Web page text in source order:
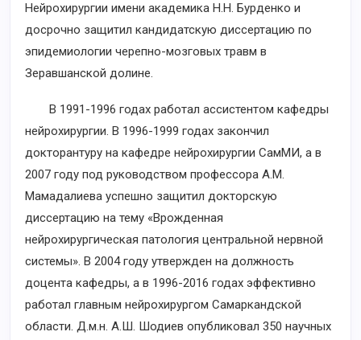
Нейрохирургии имени академика Н.Н. Бурденко и
досрочно защитил кандидатскую диссертацию по
эпидемиологии черепно-мозговых травм в
Зеравшанской долине.
В 1991-1996 годах работал ассистентом кафедры
нейрохирургии. В 1996-1999 годах закончил
докторантуру на кафедре нейрохирургии СамМИ, а в
2007 году под руководством профессора А.М.
Мамадалиева успешно защитил докторскую
диссертацию на тему «Врожденная
нейрохирургическая патология центральной нервной
системы». В 2004 году утвержден на должность
доцента кафедры, а в 1996-2016 годах эффективно
работал главным нейрохирургом Самаркандской
области. Д.м.н. А.Ш. Шодиев опубликовал 350 научных